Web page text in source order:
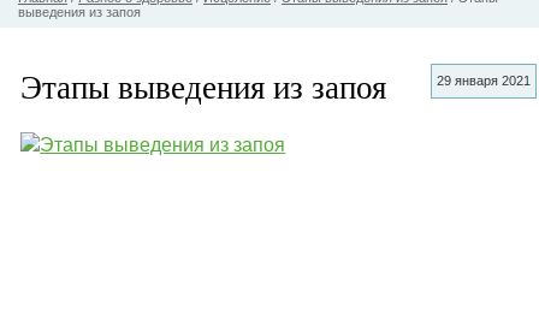
выведения из запоя
29 января 2021
Этапы выведения из запоя